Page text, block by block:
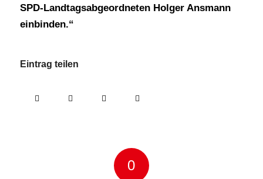
SPD-Landtagsabgeordneten Holger Ansmann
einbinden.“
Eintrag teilen
0